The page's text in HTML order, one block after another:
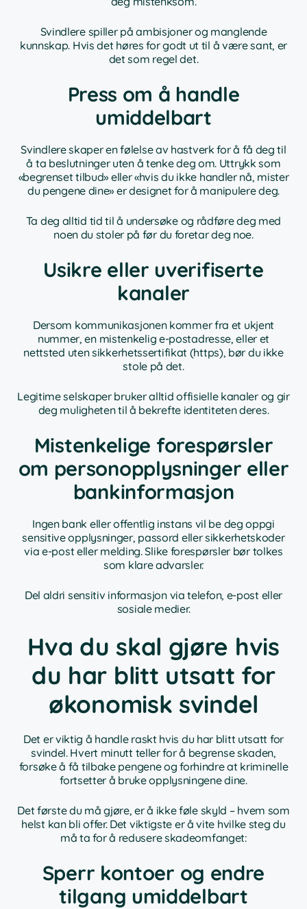
Svindlere spiller på ambisjoner og manglende
kunnskap. Hvis det høres for godt ut til å være sant, er
det som regel det.
Press om å handle
umiddelbart
Svindlere skaper en følelse av hastverk for å få deg til
å ta beslutninger uten å tenke deg om. Uttrykk som
«begrenset tilbud» eller «hvis du ikke handler nå, mister
du pengene dine» er designet for å manipulere deg.
Ta deg alltid tid til å undersøke og rådføre deg med
noen du stoler på før du foretar deg noe.
Usikre eller uverifiserte
kanaler
Dersom kommunikasjonen kommer fra et ukjent
nummer, en mistenkelig e-postadresse, eller et
nettsted uten sikkerhetssertifikat (https), bør du ikke
stole på det.
Legitime selskaper bruker alltid offisielle kanaler og gir
deg muligheten til å bekrefte identiteten deres.
Mistenkelige forespørsler
om personopplysninger eller
bankinformasjon
Ingen bank eller offentlig instans vil be deg oppgi
sensitive opplysninger, passord eller sikkerhetskoder
via e-post eller melding. Slike forespørsler bør tolkes
som klare advarsler.
Del aldri sensitiv informasjon via telefon, e-post eller
sosiale medier.
Hva du skal gjøre hvis
du har blitt utsatt for
økonomisk svindel
Det er viktig å handle raskt hvis du har blitt utsatt for
svindel. Hvert minutt teller for å begrense skaden,
forsøke å få tilbake pengene og forhindre at kriminelle
fortsetter å bruke opplysningene dine.
Det første du må gjøre, er å ikke føle skyld – hvem som
helst kan bli offer. Det viktigste er å vite hvilke steg du
må ta for å redusere skadeomfanget:
Sperr kontoer og endre
tilgang umiddelbart